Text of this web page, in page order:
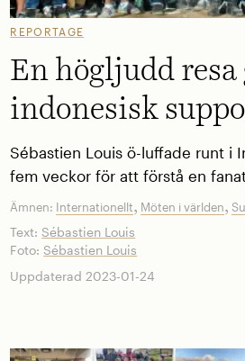
REPORTAGE
En högljudd resa
indonesisk
Sébastien Louis ö-luffade runt i
fem veckor för att förstå en
Ämnen: Internationellt, Möten i världen,
Text: Sébastien Louis
Foto: Sébastien Louis
Uppdaterad 2023-01-24